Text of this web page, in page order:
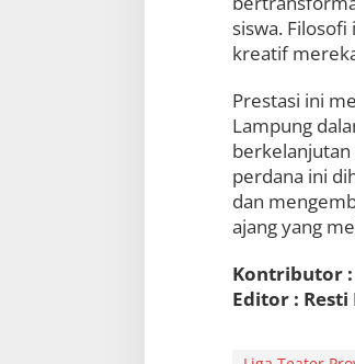
siswa.
kreatif
Prestasi ini
Lampung
berkelanjutan
perdana ini
dan
ajang yang
Kontributor :
Editor : Resti